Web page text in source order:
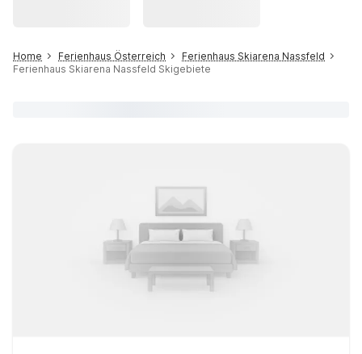
Home Ferienhaus Österreich
Ferienhaus Skiarena Nassfeld
Ferienhaus Skiarena Nassfeld Skigebiete